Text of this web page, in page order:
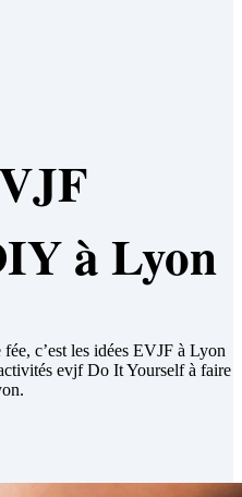
à Lyon
c’est les idées EVJF à Lyon
evjf Do It Yourself à faire